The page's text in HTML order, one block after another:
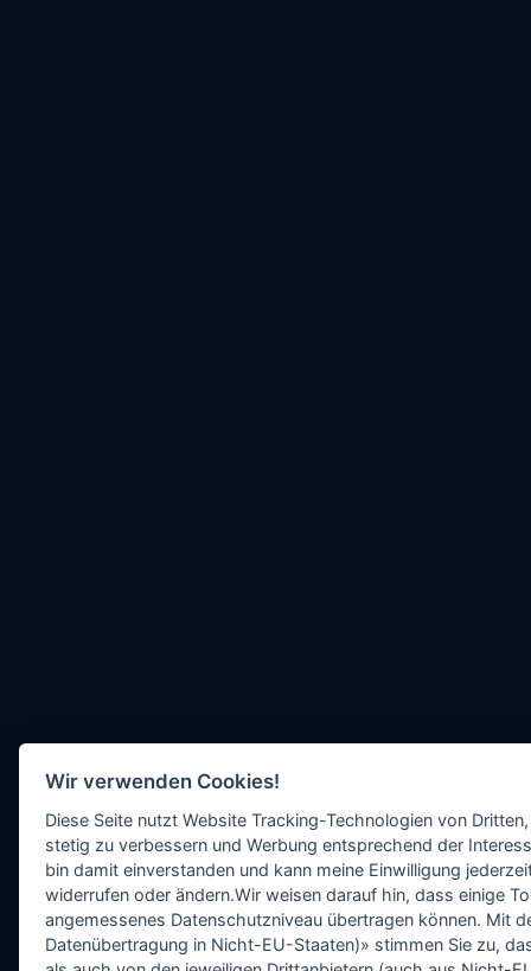
Wir verwenden Cookies!
Diese Seite nutzt Website Tracking-Technologien von
stetig zu verbessern und Werbung entsprechend der
bin damit einverstanden und kann meine Einwilligung
widerrufen oder ändern.Wir weisen darauf hin, dass einige
angemessenes Datenschutzniveau übertragen können. Mit
Datenübertragung in Nicht-EU-Staaten)» stimmen Sie zu,